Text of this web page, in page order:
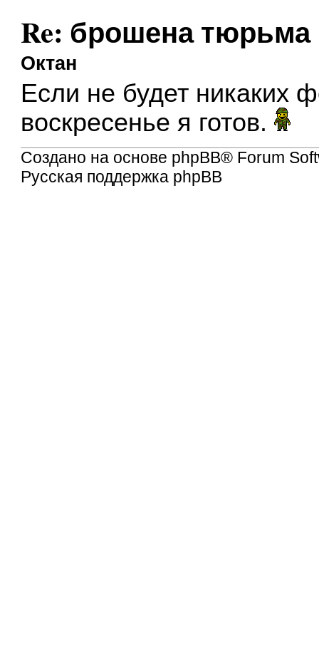
Re: брошена тюрьма
Октан
Если не будет никаких
воскресенье я готов.
Создано на основе phpBB® Forum
Русская поддержка phpBB